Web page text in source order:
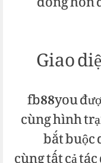
Giao
fb88you
cùng hình
bắt